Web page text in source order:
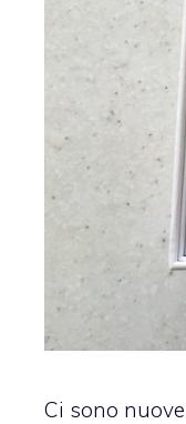
Ci sono nuove